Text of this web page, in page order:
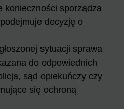
konieczności sporządza
decyzję o
sytuacji sprawa
do odpowiednich
sąd opiekuńczy czy
się ochroną